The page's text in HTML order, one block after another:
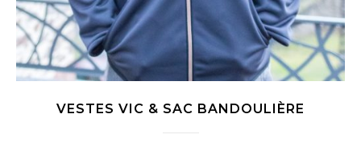
VESTES VIC & SAC BANDOULIÈRE